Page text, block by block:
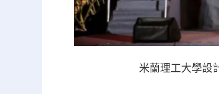
米蘭理工大學設